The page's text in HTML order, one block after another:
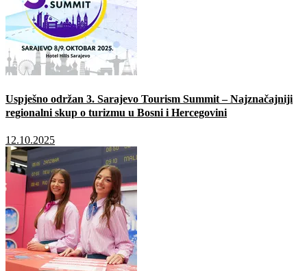
Uspješno održan 3. Sarajevo Tourism Summit – Najznačajniji
regionalni skup o turizmu u Bosni i Hercegovini
12.10.2025